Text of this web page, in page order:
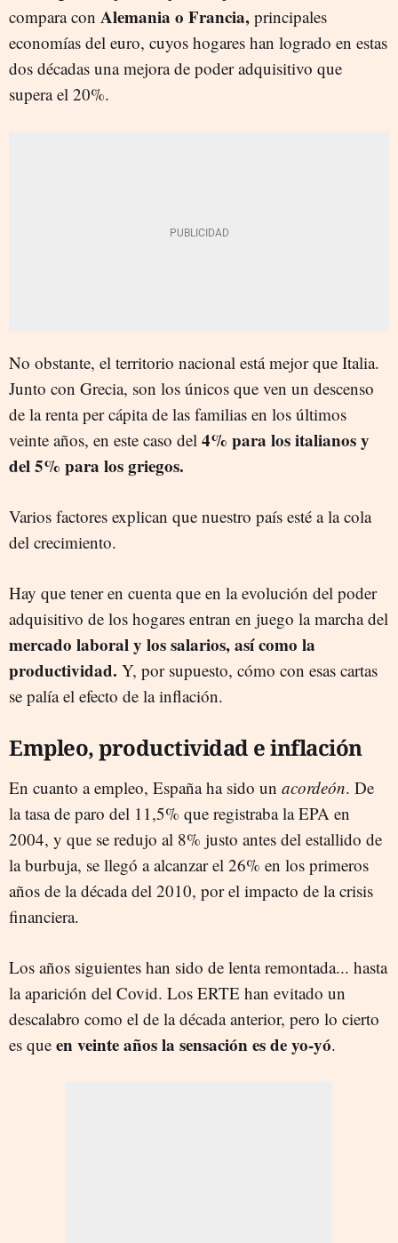
compara con Alemania o Francia, principales
economías del euro, cuyos hogares han logrado en estas
dos décadas una mejora de poder adquisitivo que
supera el 20%.
No obstante, el territorio nacional está mejor que Italia.
Junto con Grecia, son los únicos que ven un descenso
de la renta per cápita de las familias en los últimos
veinte años, en este caso del 4% para los italianos y
del 5% para los griegos.
Varios factores explican que nuestro país esté a la cola
del crecimiento.
Hay que tener en cuenta que en la evolución del poder
adquisitivo de los hogares entran en juego la marcha del
mercado laboral y los salarios, así como la
productividad. Y, por supuesto, cómo con esas cartas
se palía el efecto de la inflación.
Empleo, productividad e inflación
En cuanto a empleo, España ha sido un acordeón. De
la tasa de paro del 11,5% que registraba la EPA en
2004, y que se redujo al 8% justo antes del estallido de
la burbuja, se llegó a alcanzar el 26% en los primeros
años de la década del 2010, por el impacto de la crisis
financiera.
Los años siguientes han sido de lenta remontada... hasta
la aparición del Covid. Los ERTE han evitado un
descalabro como el de la década anterior, pero lo cierto
es que en veinte años la sensación es de yo-yó.